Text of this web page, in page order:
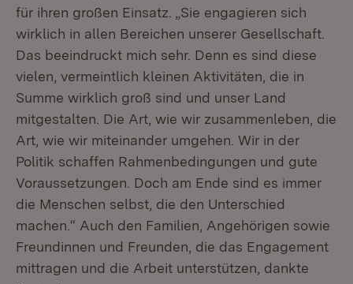
für ihren großen Einsatz. „Sie engagieren sich
wirklich in allen Bereichen unserer Gesellschaft.
Das beeindruckt mich sehr. Denn es sind diese
vielen, vermeintlich kleinen Aktivitäten, die in
Summe wirklich groß sind und unser Land
mitgestalten. Die Art, wie wir zusammenleben, die
Art, wie wir miteinander umgehen. Wir in der
Politik schaffen Rahmenbedingungen und gute
Voraussetzungen. Doch am Ende sind es immer
die Menschen selbst, die den Unterschied
machen.“ Auch den Familien, Angehörigen sowie
Freundinnen und Freunden, die das Engagement
mittragen und die Arbeit unterstützen, dankte